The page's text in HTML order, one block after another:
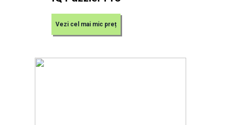
Vezi cel mai mic preț